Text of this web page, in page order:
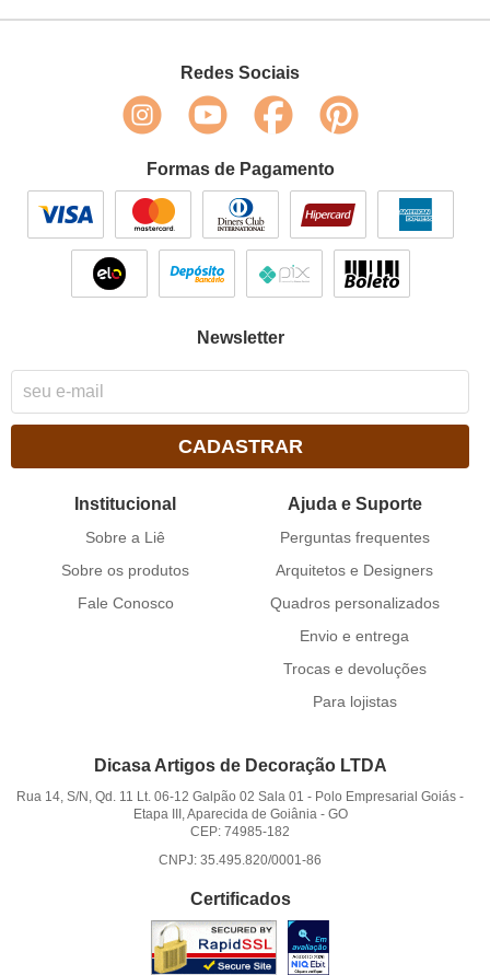
Redes Sociais
Formas de Pagamento
Newsletter
CADASTRAR
Institucional
Sobre a Liê
Sobre os produtos
Fale Conosco
Ajuda e Suporte
Perguntas frequentes
Arquitetos e Designers
Quadros personalizados
Envio e entrega
Trocas e devoluções
Para lojistas
Dicasa Artigos de Decoração LTDA
Rua 14, S/N, Qd. 11 Lt. 06-12 Galpão 02 Sala 01 - Polo Empresarial Goiás -
Etapa III, Aparecida de Goiânia- GO
CEP: 74985-182
CNPJ: 35.495.820/0001-86
Certificados